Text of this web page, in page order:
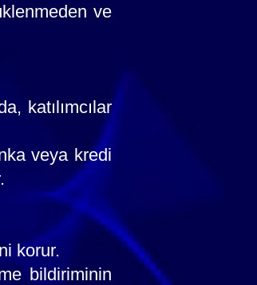
ve
katılımcılar
veya kredi
korur.
bildiriminin